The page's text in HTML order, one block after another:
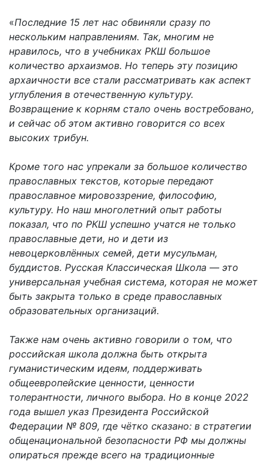
«Последние 15 лет нас обвиняли сразу по
нескольким направлениям. Так, многим не
нравилось, что в учебниках РКШ большое
количество архаизмов. Но теперь эту позицию
архаичности все стали рассматривать как аспект
углубления в отечественную культуру.
Возвращение к корням стало очень востребовано,
и сейчас об этом активно говорится со всех
высоких трибун.
Кроме того нас упрекали за большое количество
православных текстов, которые передают
православное мировоззрение, философию,
культуру. Но наш многолетний опыт работы
показал, что по РКШ успешно учатся не только
православные дети, но и дети из
невоцерковлённых семей, дети мусульман,
буддистов. Русская Классическая Школа — это
универсальная учебная система, которая не может
быть закрыта только в среде православных
образовательных организаций.
Также нам очень активно говорили о том, что
российская школа должна быть открыта
гуманистическим идеям, поддерживать
общеевропейские ценности, ценности
толерантности, личного выбора. Но в конце 2022
года вышел указ Президента Российской
Федерации № 809, где чётко сказано: в стратегии
общенациональной безопасности РФ мы должны
опираться прежде всего на традиционные